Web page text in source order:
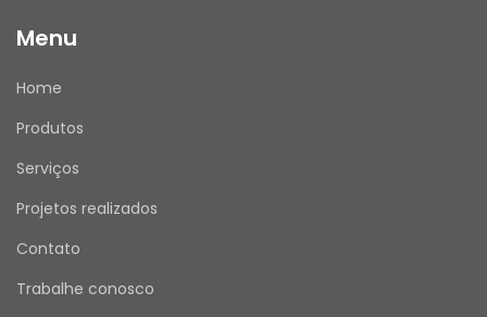
Menu
Home
Produtos
Serviços
Projetos realizados
Contato
Trabalhe conosco